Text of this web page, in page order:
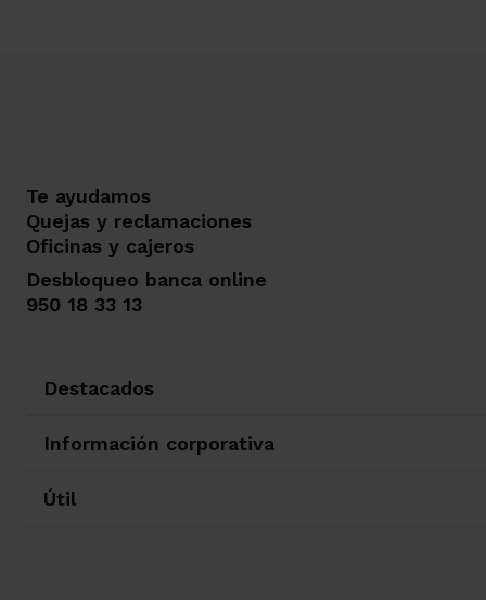
Te ayudamos
Quejas y reclamaciones
Oficinas y cajeros
Desbloqueo banca online
950 18 33 13
Destacados
Información corporativa
Útil